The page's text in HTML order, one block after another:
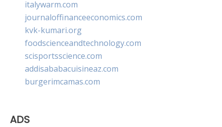
italywarm.com
journaloffinanceeconomics.com
kvk-kumari.org
foodscienceandtechnology.com
scisportsscience.com
addisababacuisineaz.com
burgerimcamas.com
ADS